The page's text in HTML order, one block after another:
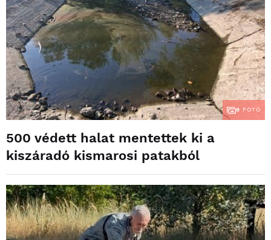
8 FOTÓ
500 védett halat mentettek ki a
kiszáradó kismarosi patakból